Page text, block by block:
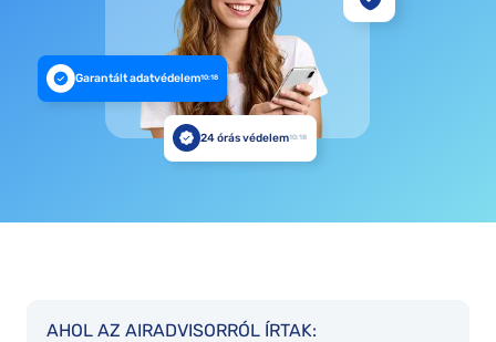
Garantált adatvédelem10:18
24 órás védelem10:18
AHOL AZ AIRADVISORRÓL ÍRTAK: